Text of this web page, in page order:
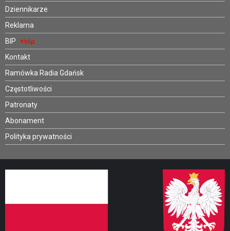
Dziennikarze
Reklama
BIP
Kontakt
Ramówka Radia Gdańsk
Częstotliwości
Patronaty
Abonament
Polityka prywatności